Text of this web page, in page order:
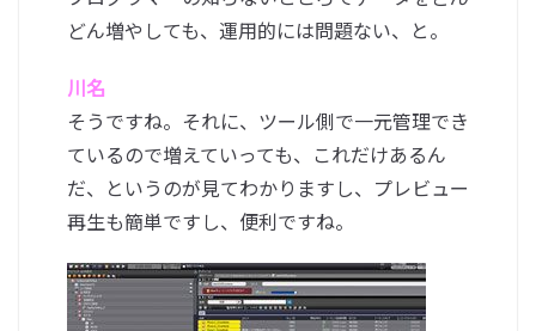
どん増やしても、運用的には問題ない、と。
川名
そうですね。それに、ツール側で一元管理でき
ているので増えていっても、これだけあるん
だ、というのが見てわかりますし、プレビュー
再生も簡単ですし、便利ですね。